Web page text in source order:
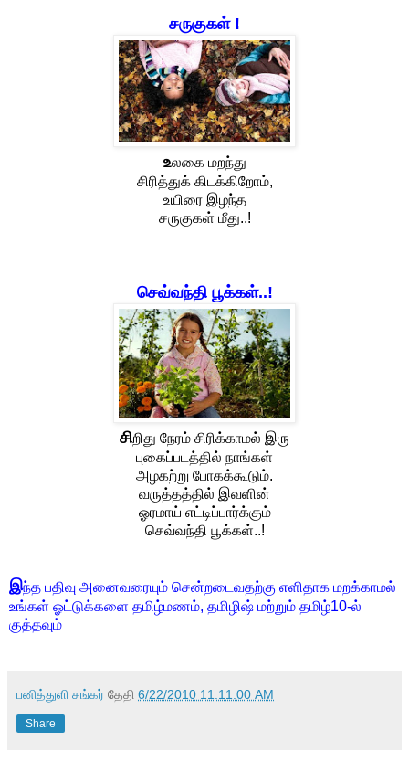
சருகுகள் !
உலகை மறந்து
சிரித்துக் கிடக்கிறோம்,
உயிரை இழந்த
சருகுகள் மீது..!
செவ்வந்தி பூக்கள்..!
சிறிது நேரம் சிரிக்காமல் இரு
புகைப்படத்தில் நாங்கள்
அழகற்று போகக்கூடும்.
வருத்தத்தில் இவளின்
ஓரமாய் எட்டிப்பார்க்கும்
செவ்வந்தி பூக்கள்..!
இந்த பதிவு அனைவரையும் சென்றடைவதற்கு எளிதாக மறக்காமல்
உங்கள் ஓட்டுக்களை தமிழ்மணம், தமிழிஷ் மற்றும் தமிழ்10-ல்
குத்தவும்
பனித்துளி சங்கர் தேதி 6/22/2010 11:11:00 AM
Share